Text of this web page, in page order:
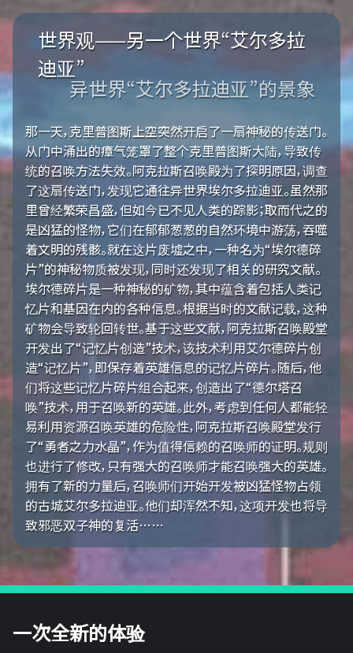
世界观——另一个世界“艾尔多拉
迪亚”
异世界“艾尔多拉迪亚”的景象
那一天，克里普图斯上空突然开启了一扇神秘的传送门。
从门中涌出的瘴气笼罩了整个克里普图斯大陆，导致传
统的召唤方法失效。阿克拉斯召唤殿为了探明原因，调查
了这扇传送门，发现它通往异世界埃尔多拉迪亚。虽然那
里曾经繁荣昌盛，但如今已不见人类的踪影；取而代之的
是凶猛的怪物，它们在郁郁葱葱的自然环境中游荡，吞噬
着文明的残骸。就在这片废墟之中，一种名为“埃尔德碎
片”的神秘物质被发现，同时还发现了相关的研究文献。
埃尔德碎片是一种神秘的矿物，其中蕴含着包括人类记
忆片和基因在内的各种信息。根据当时的文献记载，这种
矿物会导致轮回转世。基于这些文献，阿克拉斯召唤殿堂
开发出了“记忆片创造”技术，该技术利用艾尔德碎片创
造“记忆片”，即保存着英雄信息的记忆片碎片。随后，他
们将这些记忆片碎片组合起来，创造出了“德尔塔召
唤”技术，用于召唤新的英雄。此外，考虑到任何人都能轻
易利用资源召唤英雄的危险性，阿克拉斯召唤殿堂发行
了“勇者之力水晶”，作为值得信赖的召唤师的证明。规则
也进行了修改，只有强大的召唤师才能召唤强大的英雄。
拥有了新的力量后，召唤师们开始开发被凶猛怪物占领
的古城艾尔多拉迪亚。他们却浑然不知，这项开发也将导
致邪恶双子神的复活……
一次全新的体验